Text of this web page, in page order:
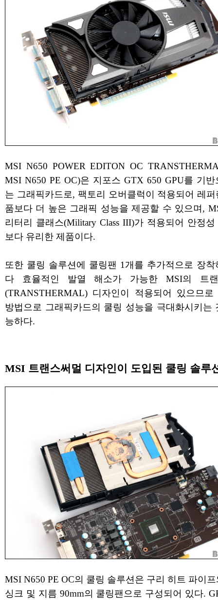
MSI N650 POWER EDITON OC
MSI N650 PE OC)은 지포스 GTX 650 GPU를 기반
는 그래픽카드로, 팩토리 오버클럭이 적용되어 레
품보다 더 높은 그래픽 성능을 제공할 수 있으며,
리터리 클래스(Military Class III)가 적용되어 안정성
보다 유리한 제품이다.
또한 쿨링 솔루션에 쿨링팬 1개를 추가적으로 장착
다 효율적인 발열 해소가 가능한 MSI의 트랜
(TRANSTHERMAL) 디자인이 적용되어 있으므로
방법으로 그래픽카드의 쿨링 성능을 극대화시키는
능하다.
MSI 트랜스써멀 디자인이 도입된 쿨링 솔루
MSI N650 PE OC의 쿨링 솔루션은 구리 히트 파이
싱크 및 지름 90mm의 쿨링팬으로 구성되어 있다.